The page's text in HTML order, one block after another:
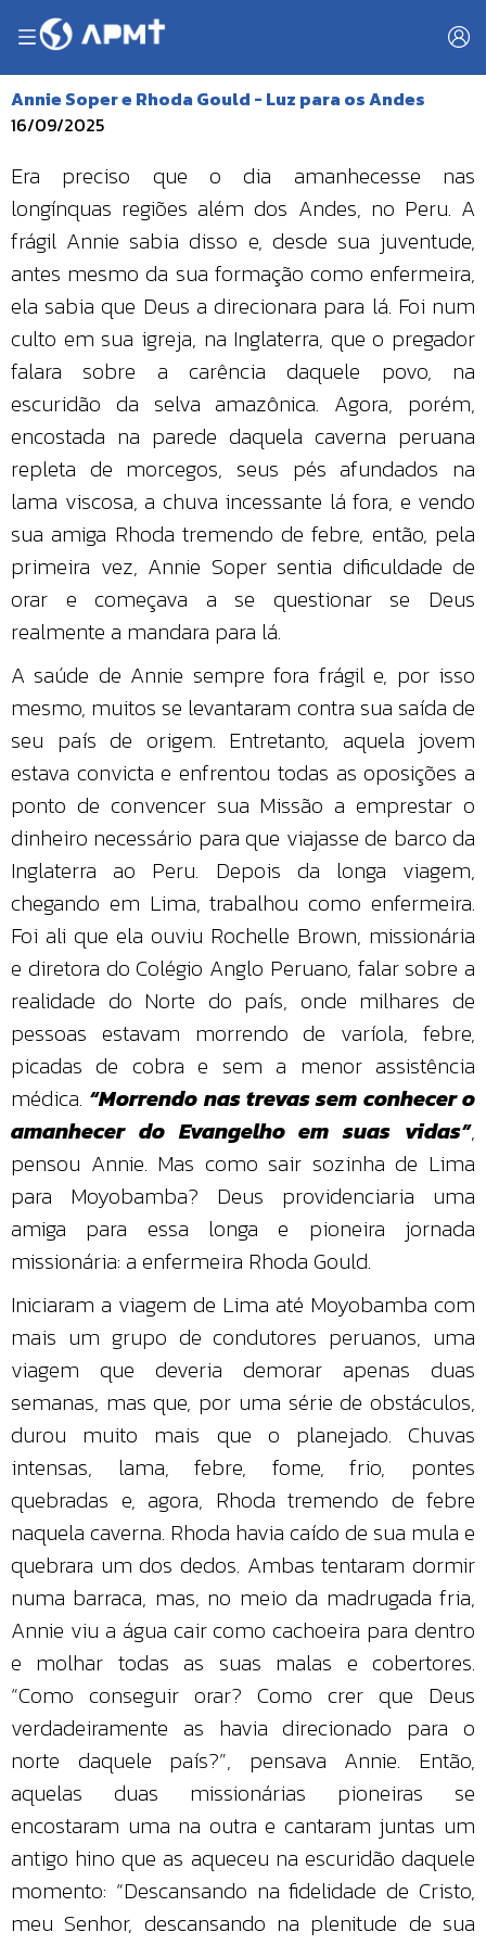
Annie Soper e Rhoda Gould - Luz para os Andes
16/09/2025
Era preciso que o dia amanhecesse nas
longínquas regiões além dos Andes, no Peru. A
frágil Annie sabia disso e, desde sua juventude,
antes mesmo da sua formação como enfermeira,
ela sabia que Deus a direcionara para lá. Foi num
culto em sua igreja, na Inglaterra, que o pregador
falara sobre a carência daquele povo, na
escuridão da selva amazônica. Agora, porém,
encostada na parede daquela caverna peruana
repleta de morcegos, seus pés afundados na
lama viscosa, a chuva incessante lá fora, e vendo
sua amiga Rhoda tremendo de febre, então, pela
primeira vez, Annie Soper sentia dificuldade de
orar e começava a se questionar se Deus
realmente a mandara para lá.
A saúde de Annie sempre fora frágil e, por isso
mesmo, muitos se levantaram contra sua saída de
seu país de origem. Entretanto, aquela jovem
estava convicta e enfrentou todas as oposições a
ponto de convencer sua Missão a emprestar o
dinheiro necessário para que viajasse de barco da
Inglaterra ao Peru. Depois da longa viagem,
chegando em Lima, trabalhou como enfermeira.
Foi ali que ela ouviu Rochelle Brown, missionária
e diretora do Colégio Anglo Peruano, falar sobre a
realidade do Norte do país, onde milhares de
pessoas estavam morrendo de varíola, febre,
picadas de cobra e sem a menor assistência
médica. “Morrendo nas trevas sem conhecer o
amanhecer do Evangelho em suas vidas”,
pensou Annie. Mas como sair sozinha de Lima
para Moyobamba? Deus providenciaria uma
amiga para essa longa e pioneira jornada
missionária: a enfermeira Rhoda Gould.
Iniciaram a viagem de Lima até Moyobamba com
mais um grupo de condutores peruanos, uma
viagem que deveria demorar apenas duas
semanas, mas que, por uma série de obstáculos,
durou muito mais que o planejado. Chuvas
intensas, lama, febre, fome, frio, pontes
quebradas e, agora, Rhoda tremendo de febre
naquela caverna. Rhoda havia caído de sua mula e
quebrara um dos dedos. Ambas tentaram dormir
numa barraca, mas, no meio da madrugada fria,
Annie viu a água cair como cachoeira para dentro
e molhar todas as suas malas e cobertores.
“Como conseguir orar? Como crer que Deus
verdadeiramente as havia direcionado para o
norte daquele país?”, pensava Annie. Então,
aquelas duas missionárias pioneiras se
encostaram uma na outra e cantaram juntas um
antigo hino que as aqueceu na escuridão daquele
momento: “Descansando na fidelidade de Cristo,
meu Senhor, descansando na plenitude de sua